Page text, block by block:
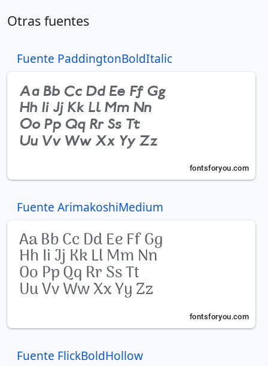
Otras fuentes
Fuente PaddingtonBoldItalic
Fuente ArimakoshiMedium
Fuente FlickBoldHollow